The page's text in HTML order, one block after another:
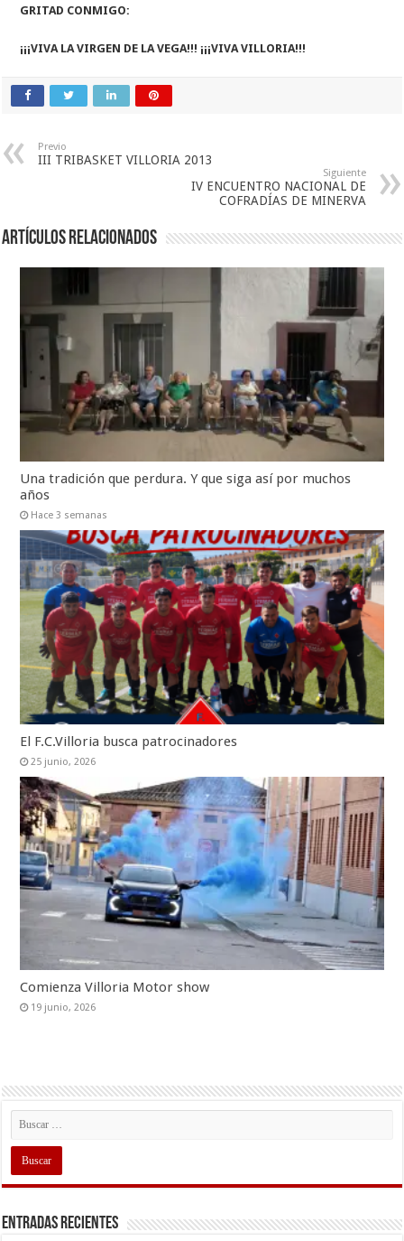
GRITAD CONMIGO:
¡¡¡VIVA LA VIRGEN DE LA VEGA!!! ¡¡¡VIVA VILLORIA!!!
Previo
III TRIBASKET VILLORIA 2013
Siguiente
IV ENCUENTRO NACIONAL DE
COFRADÍAS DE MINERVA
Artículos relacionados
Una tradición que perdura. Y que siga así por muchos
años
Hace 3 semanas
El F.C.Villoria busca patrocinadores
25 junio, 2026
Comienza Villoria Motor show
19 junio, 2026
Entradas recientes